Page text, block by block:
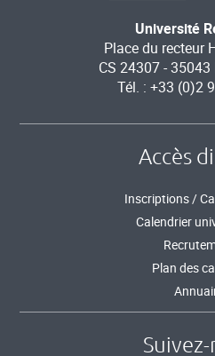
Université
Place du recteur
CS 24307 - 35043
Tél. : +33 (0)2
Accès
Inscriptions /
Calendrier
Plan des